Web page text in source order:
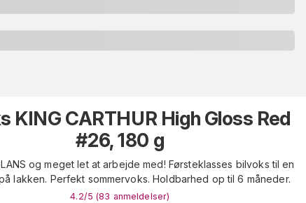
KING CARTHUR High Gloss Red
#26, 180 g
og meget let at arbejde med! Førsteklasses bilvoks til en
lakken. Perfekt sommervoks. Holdbarhed op til 6 måneder.
4.2/5 (83 anmeldelser)